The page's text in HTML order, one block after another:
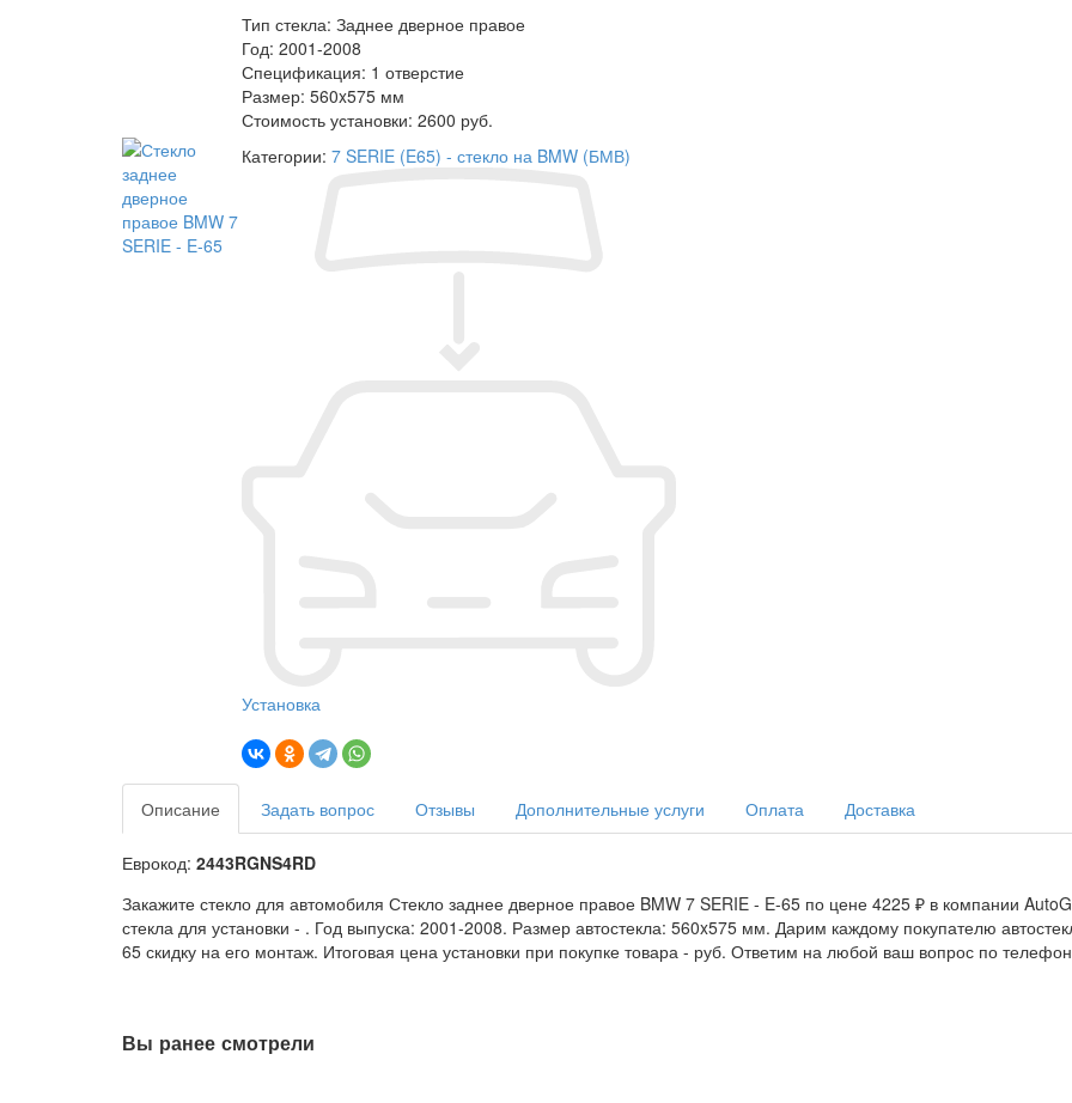
Тип стекла: Заднее дверное правое
Год: 2001-2008
Спецификация: 1 отверстие
Размер: 560x575 мм
Стоимость установки: 2600 руб.
Категории: 7 SERIE (E65) - стекло на BMW (БМВ)
Установка
Описание Задать вопрос Отзывы Дополнительные услуги Оплата Доставка
Еврокод: 2443RGNS4RD
Закажите стекло для автомобиля Стекло заднее дверное правое BMW 7 SERIE - E-65 по цене 4225 ₽ в компании
стекла для установки - . Год выпуска: 2001-2008. Размер автостекла: 560x575 мм. Дарим каждому покупателю
65 скидку на его монтаж. Итоговая цена установки при покупке товара - руб. Ответим на любой ваш вопрос по
Вы ранее смотрели